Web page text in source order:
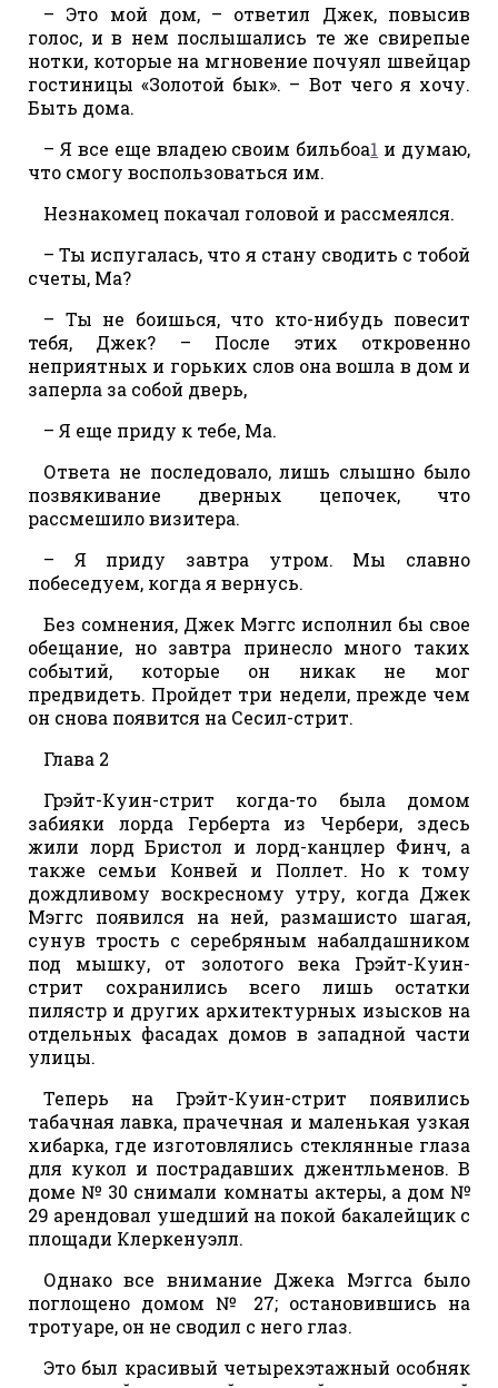
– Это мой дом, – ответил Джек, повысив
голос, и в нем послышались те же свирепые
нотки, которые на мгновение почуял швейцар
гостиницы «Золотой бык». – Вот чего я хочу.
Быть дома.
– Я все еще владею своим бильбоа1 и думаю,
что смогу воспользоваться им.
Незнакомец покачал головой и рассмеялся.
– Ты испугалась, что я стану сводить с тобой
счеты, Ма?
– Ты не боишься, что кто-нибудь повесит
тебя, Джек? – После этих откровенно
неприятных и горьких слов она вошла в дом и
заперла за собой дверь,
– Я еще приду к тебе, Ма.
Ответа не последовало, лишь слышно было
позвякивание дверных цепочек, что
рассмешило визитера.
– Я приду завтра утром. Мы славно
побеседуем, когда я вернусь.
Без сомнения, Джек Мэггс исполнил бы свое
обещание, но завтра принесло много таких
событий, которые он никак не мог
предвидеть. Пройдет три недели, прежде чем
он снова появится на Сесил-стрит.
Глава 2
Грэйт-Куин-стрит когда-то была домом
забияки лорда Герберта из Чербери, здесь
жили лорд Бристол и лорд-канцлер Финч, а
также семьи Конвей и Поллет. Но к тому
дождливому воскресному утру, когда Джек
Мэггс появился на ней, размашисто шагая,
сунув трость с серебряным набалдашником
под мышку, от золотого века Грэйт-Куин-
стрит сохранились всего лишь остатки
пилястр и других архитектурных изысков на
отдельных фасадах домов в западной части
улицы.
Теперь на Грэйт-Куин-стрит появились
табачная лавка, прачечная и маленькая узкая
хибарка, где изготовлялись стеклянные глаза
для кукол и пострадавших джентльменов. В
доме № 30 снимали комнаты актеры, а дом №
29 арендовал ушедший на покой бакалейщик с
площади Клеркенуэлл.
Однако все внимание Джека Мэггса было
поглощено домом № 27; остановившись на
тротуаре, он не сводил с него глаз.
Это был красивый четырехэтажный особняк